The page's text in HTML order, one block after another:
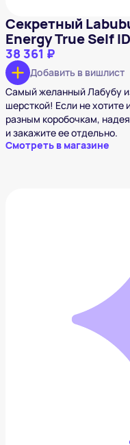
Секретный
Energy True Self ID
38 361 ₽
Добавить в вишлист
Самый желанный Лабубу
шерсткой! Если не хотите
разным коробочкам,
и закажите ее отдельно.
Смотреть в магазине
POP MART